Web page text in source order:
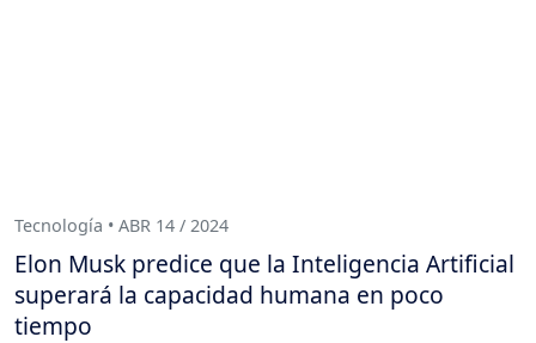
Tecnología • ABR 14 / 2024
Elon Musk predice que la Inteligencia Artificial
superará la capacidad humana en poco
tiempo